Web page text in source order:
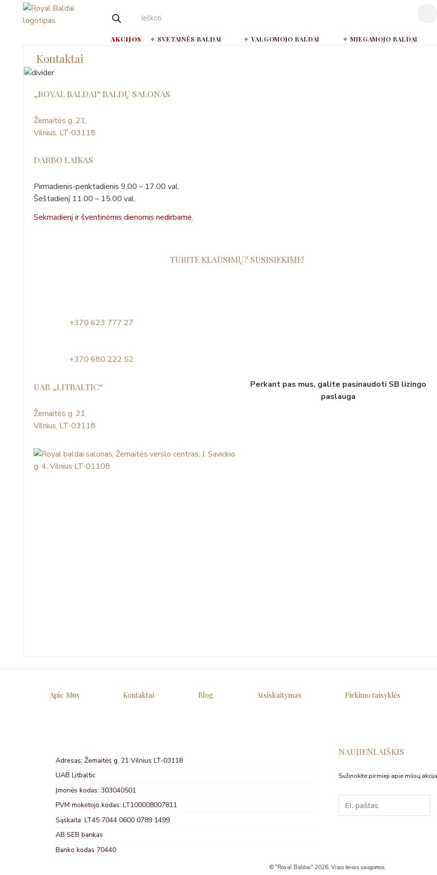
BALDAI |
AMERIKIETIŠKI
ASHLEY
BALDAI
SEARCH
AKCIJOS SVETAINĖS BALDAI VALGOMOJO BALDAI MIEGAMOJO BALDAI
Kontaktai
„ROYAL BALDAI“ BALDŲ SALONAS
Žemaitės g. 21,
Vilnius, LT-03118
DARBO LAIKAS
Pirmadienis-penktadienis 9.00 – 17.00 val.
Šeštadienį 11.00 – 15.00 val.
Sekmadienį ir šventinėmis dienomis nedirbame.
TURITE KLAUSIMŲ? SUSISIEKIME!
+370 623 777 27
+370 680 222 52
UAB „LITBALTIC“
Žemaitės g. 21,
Vilnius, LT-03118
Perkant pas mus, galite pasinaudoti SB lizingo
paslauga
Apie Mus Kontaktai Blog Atsiskaitymas Pirkimo taisyklės
Adresas: Žemaitės g. 21 Vilnius LT-03118
UAB Litbaltic
Įmonės kodas: 303040501
PVM mokėtojo kodas: LT100008007811
Sąskaita: LT45 7044 0600 0789 1499
AB SEB bankas
Banko kodas 70440
NAUJIENLAIŠKIS
Sužinokite pirmieji apie mūsų
© "Royal Baldai" 2026. Visos teisės saugomos.